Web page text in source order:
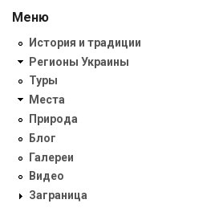
Меню
История и традиции
Регионы Украины
Туры
Места
Природа
Блог
Галереи
Видео
Заграница